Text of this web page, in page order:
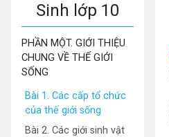
Sinh lớp 10
PHẦN MỘT. GIỚI THIỆU
CHUNG VỀ THẾ GIỚI
SỐNG
Bài 1. Các cấp tổ chức
của thế giới sống
Bài 2. Các giới sinh vật